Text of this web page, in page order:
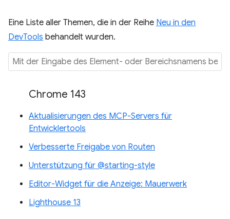
Eine Liste aller Themen, die in der Reihe Neu in den
DevTools behandelt wurden.
Chrome 143
Aktualisierungen des MCP-Servers für
Entwicklertools
Verbesserte Freigabe von Routen
Unterstützung für @starting-style
Editor-Widget für die Anzeige: Mauerwerk
Lighthouse 13